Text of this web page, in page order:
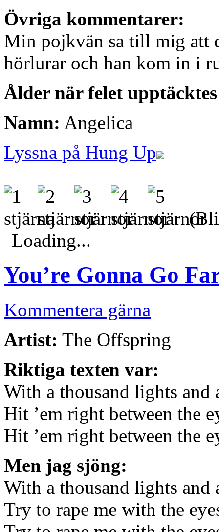
Övriga kommentarer:
Min pojkvän sa till mig att
hörlurar och han kom in i
Ålder när felet
Namn: Angelica
Lyssna på Hung Up
(Bli
Loading...
You’re Gonna Go
Kommentera gärna
Artist: The Offspring
Riktiga texten var:
With a thousand lights and
Hit ’em right between the
Hit ’em right between the
Men jag sjöng:
With a thousand lights and
Try to rape me with the